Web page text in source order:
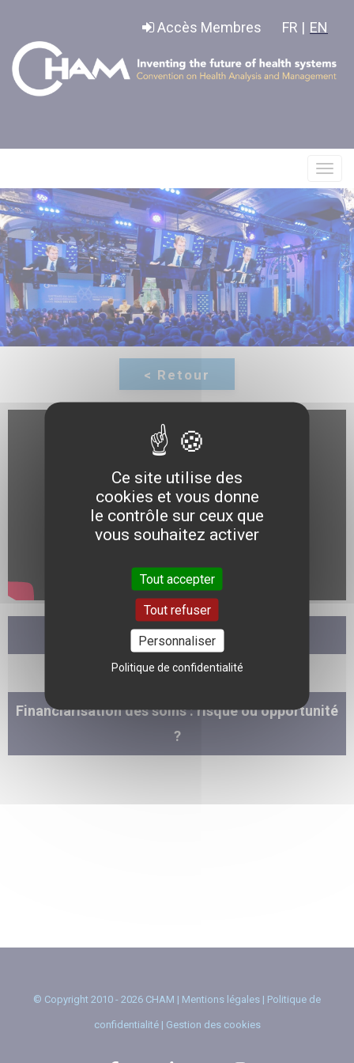
Accès Membres FR | EN
le
menu
12h10
Débat
Financiarisation des soins : risque ou opportunité
?
© Copyright 2010 - 2026 CHAM | Mentions légales | Politique de
confidentialité| Gestion des cookies
Ce site utilise des
cookies et vous donne
le contrôle sur ceux que
vous souhaitez activer
Tout accepter
Tout refuser
Personnaliser
Politique de confidentialité